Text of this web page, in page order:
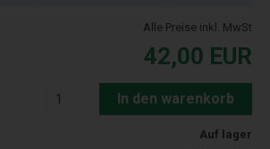
Alle Preise inkl. MwSt
42,00 EUR
In den warenkorb
Auf lager